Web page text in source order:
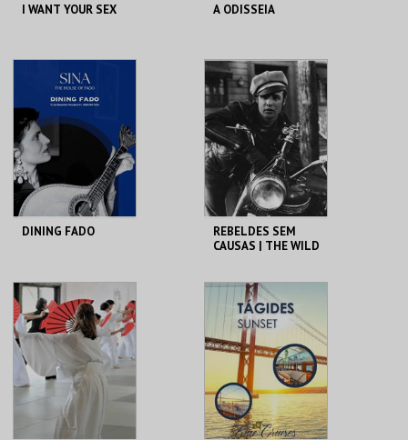
I WANT YOUR SEX
CASA DO CINEMA
DE COIMBRA
MAIS INFO
COMPRAR
A ODISSEIA
CINEMAS CINEMAX
PENAFIEL
MAIS INFO
COMPRAR
DINING FADO
SINA THE HOUSE OF
FADO
MAIS INFO
COMPRAR
REBELDES SEM
CAUSAS | THE WILD
CINEMATECA
MAIS INFO
COMPRAR